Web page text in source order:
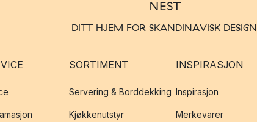
DITT HJEM FOR SKANDINAVISK DESIGN
SORTIMENT
Servering & Borddekking
Kjøkkenutstyr
INSPIRASJON
Inspirasjon
Merkevarer